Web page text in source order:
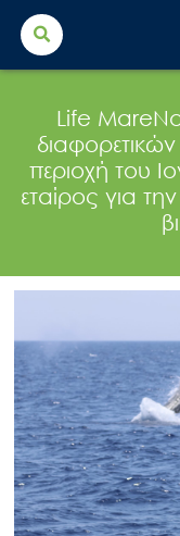
Search
for:
Life
περιοχή του
εταίρος για